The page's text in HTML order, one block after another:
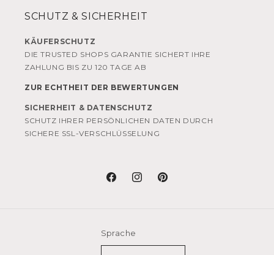
SCHUTZ & SICHERHEIT
KÄUFERSCHUTZ
DIE TRUSTED SHOPS GARANTIE SICHERT IHRE
ZAHLUNG BIS ZU 120 TAGE AB
ZUR ECHTHEIT DER BEWERTUNGEN
SICHERHEIT & DATENSCHUTZ
SCHUTZ IHRER PERSÖNLICHEN DATEN DURCH
SICHERE SSL-VERSCHLÜSSELUNG
FacebookInstagramPinterest
Sprache